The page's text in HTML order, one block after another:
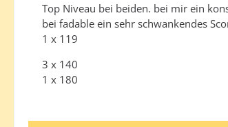
Top Niveau bei beiden. bei mir ein
bei fadable ein sehr schwankendes
1 x 119
3 x 140
1 x 180